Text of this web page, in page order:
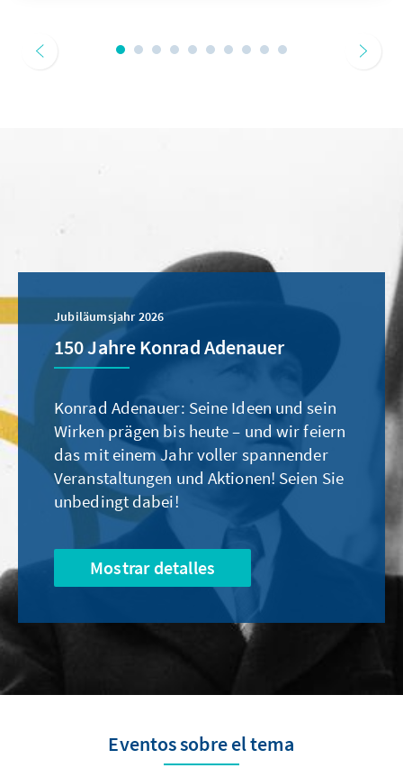
Jubiläumsjahr 2026
150 Jahre Konrad Adenauer
Konrad Adenauer: Seine Ideen und sein
Wirken prägen bis heute – und wir feiern
das mit einem Jahr voller spannender
Veranstaltungen und Aktionen! Seien Sie
unbedingt dabei!
Mostrar detalles
Eventos sobre el tema